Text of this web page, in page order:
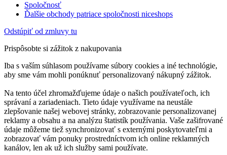
Spoločnosť
Ďalšie obchody patriace spoločnosti niceshops
Odstúpiť od zmluvy tu
Prispôsobte si zážitok z nakupovania
Iba s vaším súhlasom používame súbory cookies a iné technológie,
aby sme vám mohli ponúknuť personalizovaný nákupný zážitok.
Na tento účel zhromažďujeme údaje o našich používateľoch, ich
správaní a zariadeniach. Tieto údaje využívame na neustále
zlepšovanie našej webovej stránky, zobrazovanie personalizovanej
reklamy a obsahu a na analýzu štatistík používania. Vaše zašifrované
údaje môžeme tiež synchronizovať s externými poskytovateľmi a
zobrazovať vám ponuky prostredníctvom ich online reklamných
kanálov, len ak už ich služby sami používate.